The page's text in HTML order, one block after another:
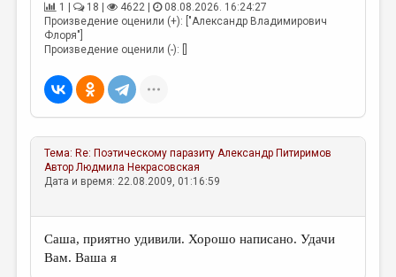
1 |
18 | 4622 |
08.08.2026. 16:24:27
Произведение оценили (+): ["Александр Владимирович
Флоря"]
Произведение оценили (-): []
Тема: Re: Поэтическому паразиту Александр Питиримов
АвторЛюдмила Некрасовская
Дата и время: 22.08.2009, 01:16:59
Саша, приятно удивили. Хорошо написано. Удачи
Вам. Ваша я